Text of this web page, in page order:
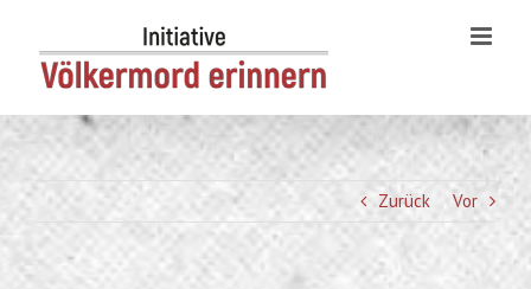
content
Zurück Vor